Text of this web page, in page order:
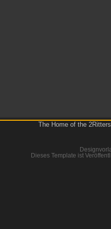
The Home of the
Dieses Template ist